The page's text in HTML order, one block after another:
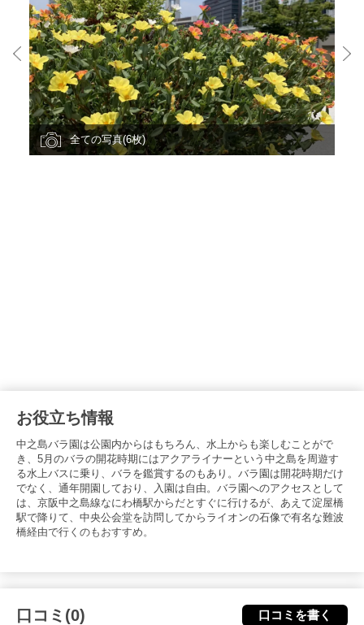
全ての写真(6枚)
お役立ち情報
中之島バラ園は公園内からはもちろん、水上からも楽しむことがで
き、5月のバラの開花時期にはアクアライナーという中之島を周遊す
る水上バスに乗り、バラを鑑賞するのもあり。バラ園は開花時期だけ
でなく、通年開園しており、入園は自由。バラ園へのアクセスとして
は、京阪中之島線なにわ橋駅からだとすぐに行けるが、あえて淀屋橋
駅で降りて、中央公会堂を訪問してからライオンの石像で有名な難波
橋経由で行くのもおすすめ。
口コミ(0) 口コミを書く